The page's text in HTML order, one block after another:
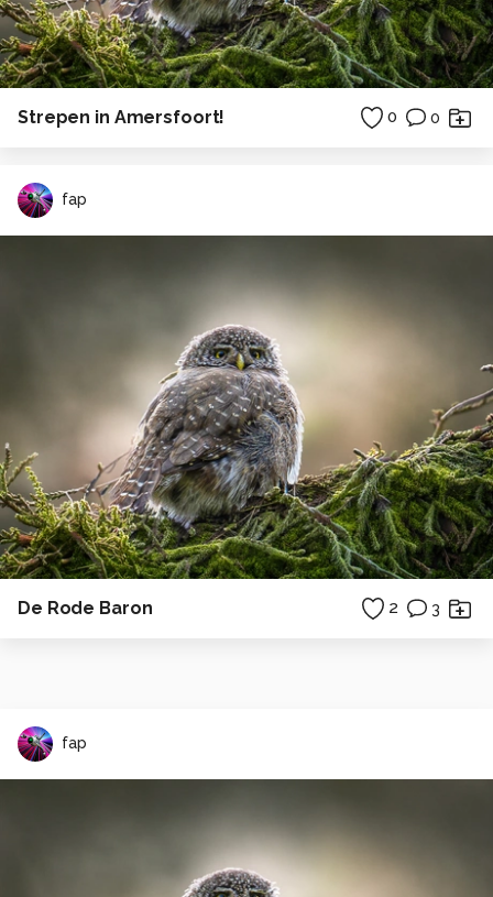
Strepen in Amersfoort! 0 0
fap
De Rode Baron 2 3
fap